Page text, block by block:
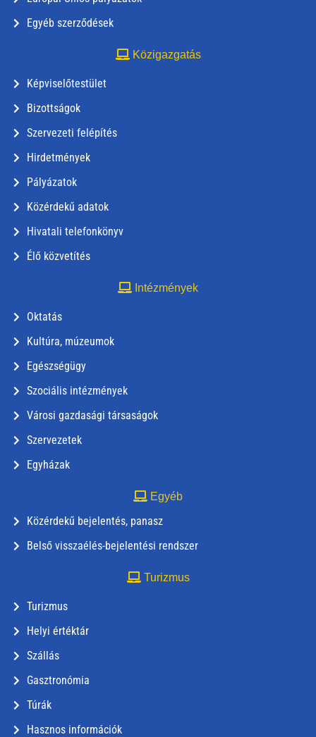
Egyéb szerződések
Közigazgatás
Képviselőtestület
Bizottságok
Szervezeti felépítés
Hirdetmények
Pályázatok
Közérdekű adatok
Hivatali telefonkönyv
Élő közvetítés
Intézmények
Oktatás
Kultúra, múzeumok
Egészségügy
Szociális intézmények
Városi gazdasági társaságok
Szervezetek
Egyházak
Egyéb
Közérdekű bejelentés, panasz
Belső visszaélés-bejelentési rendszer
Turizmus
Turizmus
Helyi értéktár
Szállás
Gasztronómia
Túrák
Hasznos információk